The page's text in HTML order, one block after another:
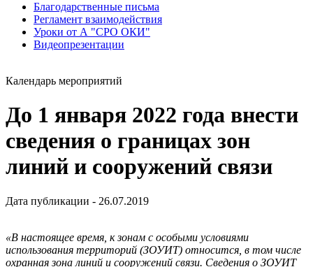
Благодарственные письма
Регламент взаимодействия
Уроки от А "СРО ОКИ"
Видеопрезентации
Календарь мероприятий
До 1 января 2022 года внести
сведения о границах зон
линий и сооружений связи
Дата публикации - 26.07.2019
«В настоящее время, к зонам с особыми условиями
использования территорий (ЗОУИТ) относится, в том числе
охранная зона линий и сооружений связи. Сведения о ЗОУИТ